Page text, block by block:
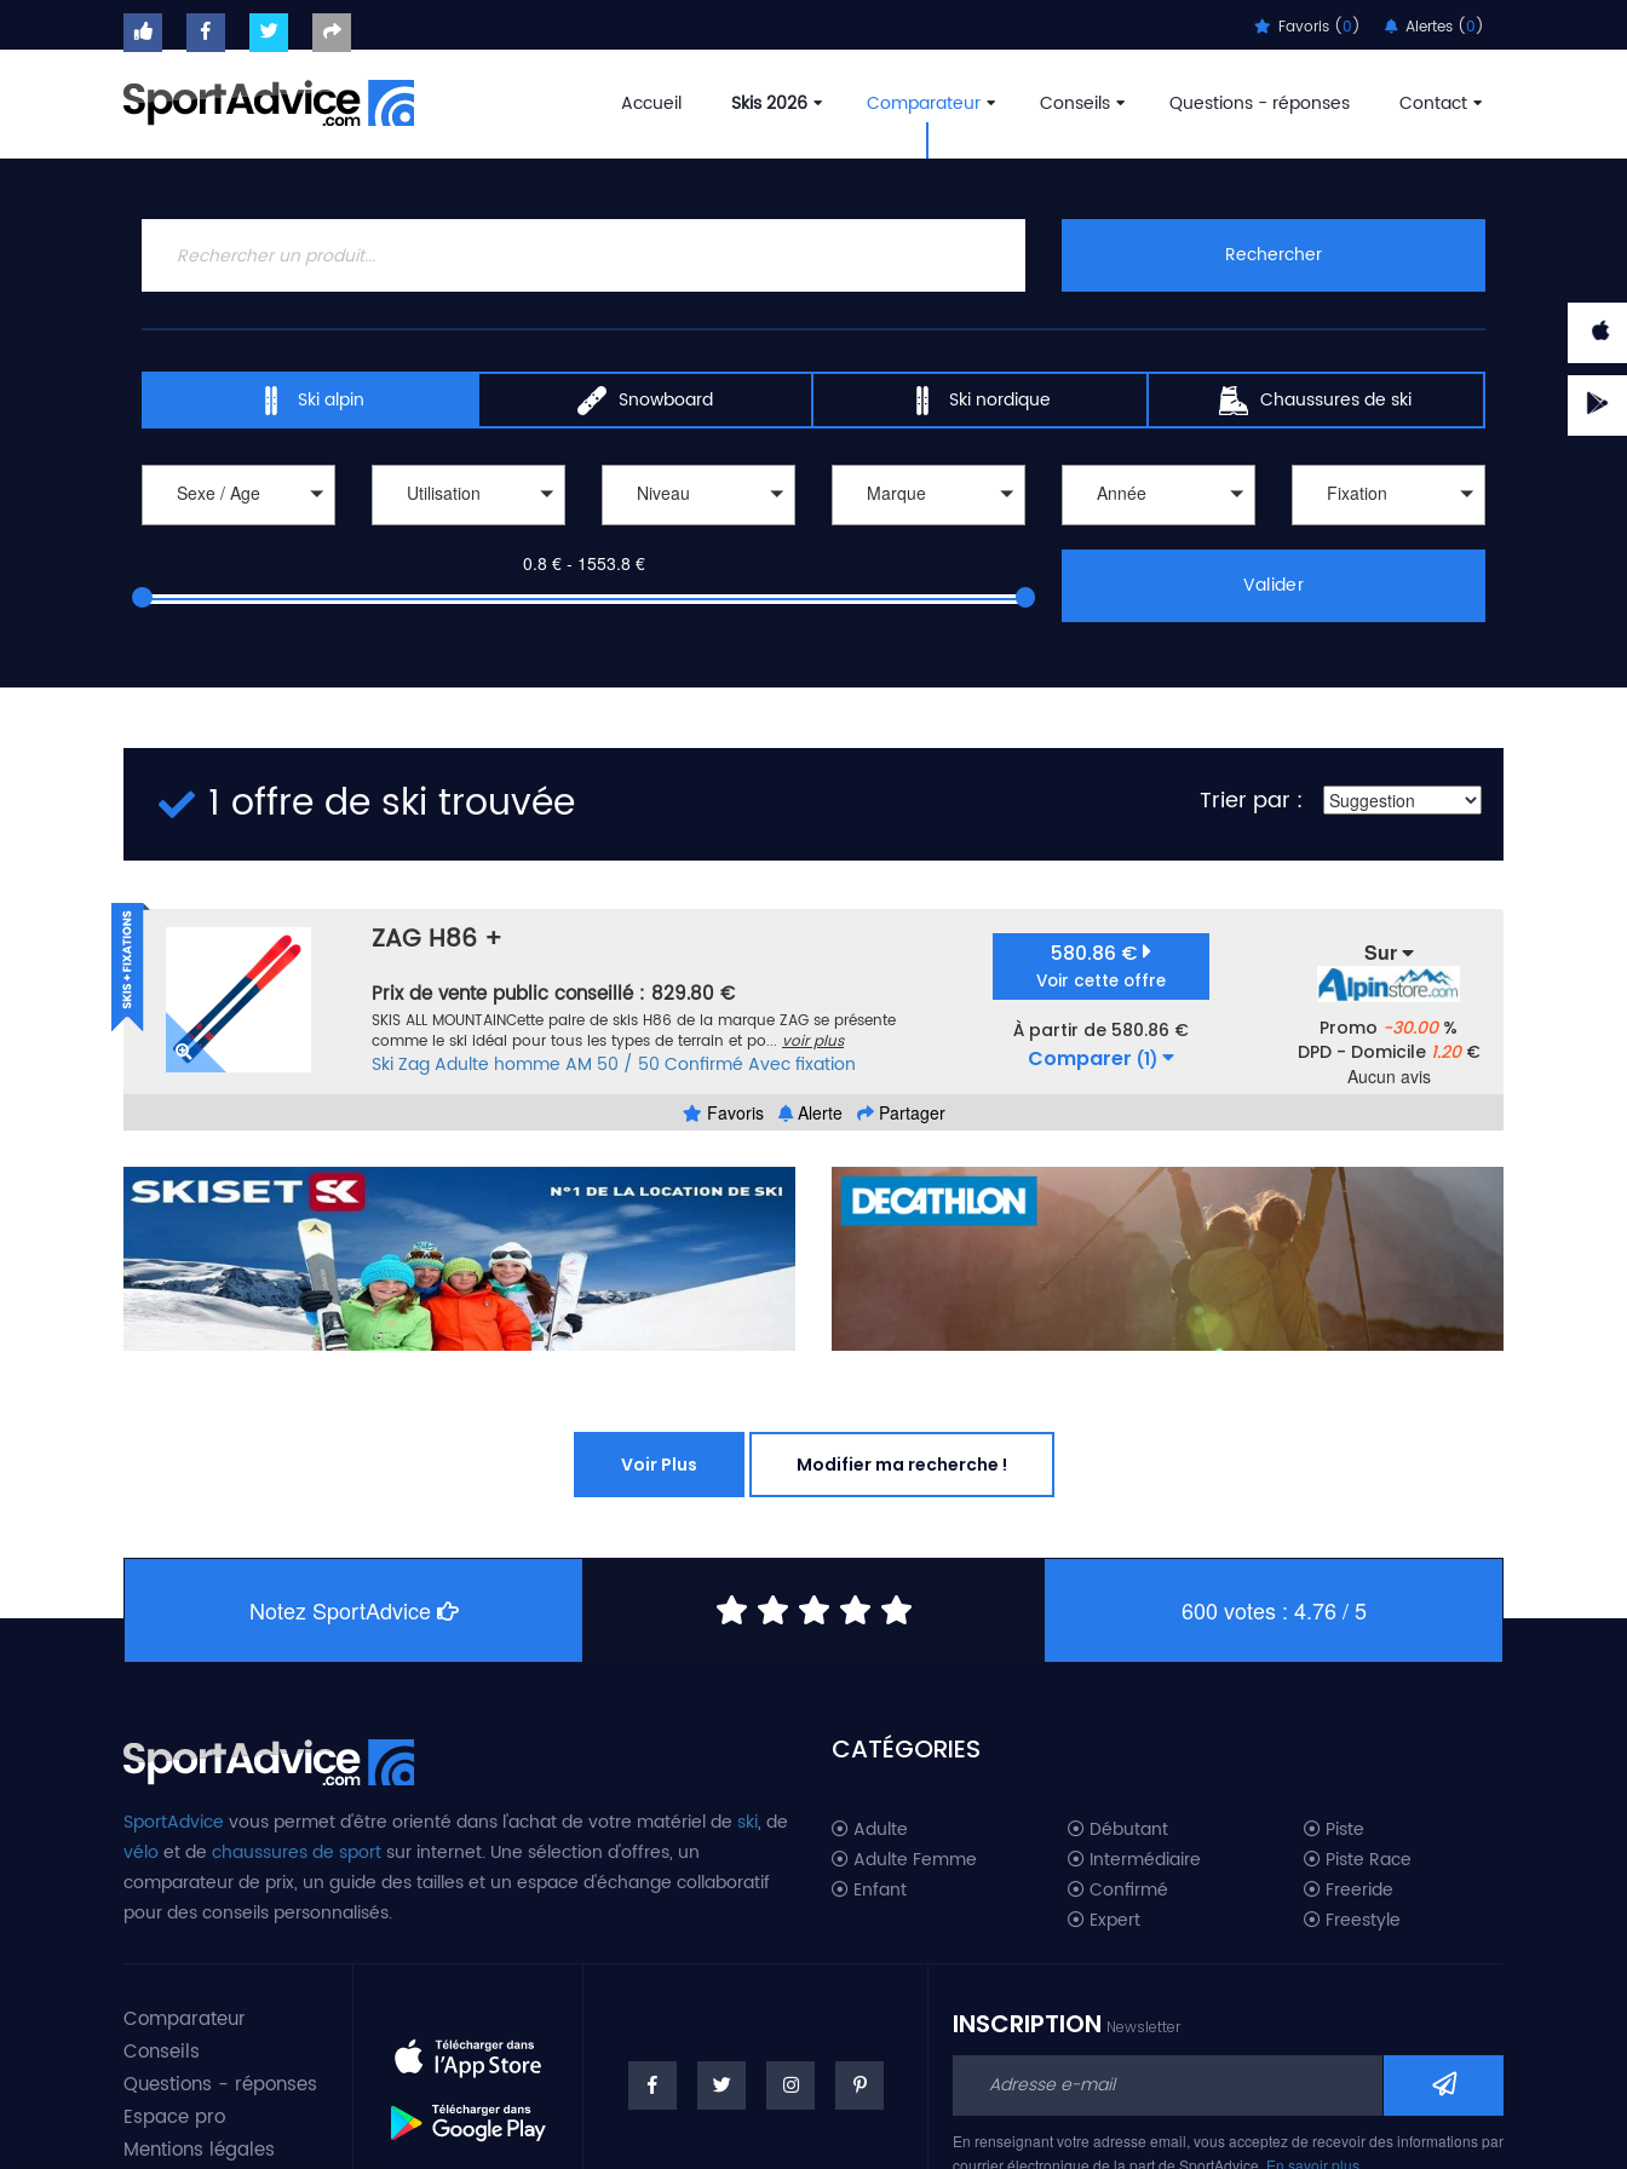
Favoris (0) Alertes (0)
Accueil Skis 2026 Comparateur Conseils Questions - réponses Contact
ACCUEIL
2020
CONSEILS
QUESTIONS
Rechercher
Ski alpin Snowboard Ski nordique Chaussures de ski
Sexe / Age Utilisation Niveau Marque Année Fixation
Valider
1 offre de ski trouvée Trier par :
ZAG H86 +
Prix de vente public conseillé : 829.80 €
SKIS ALL MOUNTAINCette paire de skis H86 de la marque ZAG se présente
comme le ski idéal pour tous les types de terrain et po... voir plus
SkiZagAdulte homme AM 50 / 50 Confirmé Avec fixation
580.86 €
Voir cette offre
À partir de 580.86 €
Comparer (1)
Sur
Promo -30.00%
DPD - Domicile 1.20€
Aucun avis
Favoris
Alerte Partager
Voir Plus Modifier ma recherche !
Notez SportAdvice 600 votes : 4.76 / 5
SportAdvice vous permet d'être orienté dans l'achat de votre matériel de ski, de
véloet de chaussures de sportsur internet. Une sélection d'offres, un
comparateur de prix, un guide des tailles et un espace d'échange collaboratif
pour des conseils personnalisés.
CATÉGORIES
Adulte
Adulte Femme
Enfant
Débutant
Intermédiaire
Confirmé
Expert
Piste
Piste Race
Freeride
Freestyle
Ski freeride 2019
Ski freestyle 2019
Ski AM 2019
Comparateur
Conseils
Questions - réponses
Espace pro
Mentions légales
INSCRIPTION Newsletter
En renseignant votre adresse email, vous acceptez de recevoir des informations par
courrier électronique de la part de SportAdvice. En savoir plus…